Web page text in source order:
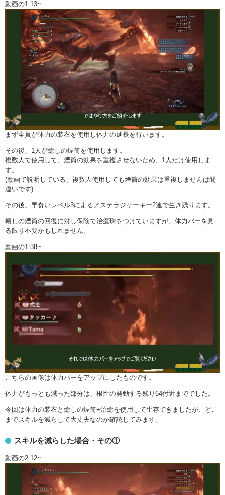
動画の1:13~
まず全員が体力の装衣を使用し体力の延長を行います。
その後、1人が癒しの煙筒を使用します。
複数人で使用して、煙筒の効果を重複させないため、1人だけ使用しま
す。
(動画で説明している、複数人使用しても煙筒の効果は重複しませんは間
違いです)
その後、早食いレベル3によるアステラジャーキー2連で生き残ります。
癒しの煙筒の回復に対し保険で治癒珠をつけていますが、体力バーを見
る限り不要かもしれません。
動画の1:38~
こちらの画像は体力バーをアップにしたものです。
体力がもっとも減った部分は、根性の発動する残り64付近まででした。
今回は体力の装衣と癒しの煙筒+治癒を使用して生存できましたが、どこ
までスキルを減らして大丈夫なのか確認してみます。
スキルを減らした場合・その①
動画の2:12~